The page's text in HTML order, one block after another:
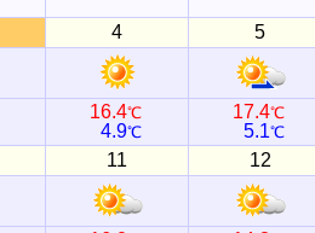
4 5
16.4℃
4.9℃
17.4℃
5.1℃
11 12